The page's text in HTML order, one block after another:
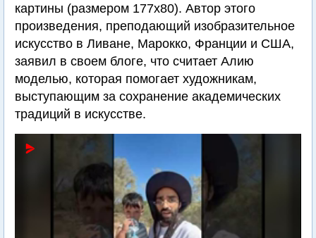
картины (размером 177х80). Автор этого
произведения, преподающий изобразительное
искусство в Ливане, Марокко, Франции и США,
заявил в своем блоге, что считает Алию
моделью, которая помогает художникам,
выступающим за сохранение академических
традиций в искусстве.